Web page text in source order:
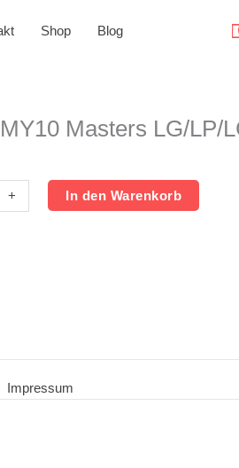
Shop Blog
Masters LG/LP/
+ In den Warenkorb
Impressum